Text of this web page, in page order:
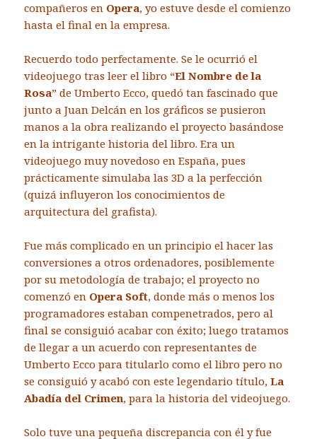
compañeros en Opera, yo estuve desde el comienzo
hasta el final en la empresa.
Recuerdo todo perfectamente. Se le ocurrió el
videojuego tras leer el libro “El Nombre de la
Rosa” de Umberto Ecco, quedó tan fascinado que
junto a Juan Delcán en los gráficos se pusieron
manos a la obra realizando el proyecto basándose
en la intrigante historia del libro. Era un
videojuego muy novedoso en España, pues
prácticamente simulaba las 3D a la perfección
(quizá influyeron los conocimientos de
arquitectura del grafista).
Fue más complicado en un principio el hacer las
conversiones a otros ordenadores, posiblemente
por su metodología de trabajo; el proyecto no
comenzó en Opera Soft, donde más o menos los
programadores estaban compenetrados, pero al
final se consiguió acabar con éxito; luego tratamos
de llegar a un acuerdo con representantes de
Umberto Ecco para titularlo como el libro pero no
se consiguió y acabó con este legendario título,La
Abadía del Crimen, para la historia del videojuego.
Solo tuve una pequeña discrepancia con él y fue